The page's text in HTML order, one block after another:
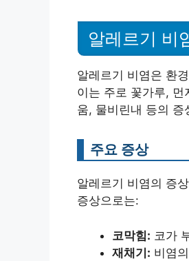
알레르기 비
알레르기 비염은 환
이는 주로 꽃가루,
움, 물비린내 등의 증
주요 증상
알레르기 비염의 증
증상으로는:
코막힘: 코가
재채기: 비염